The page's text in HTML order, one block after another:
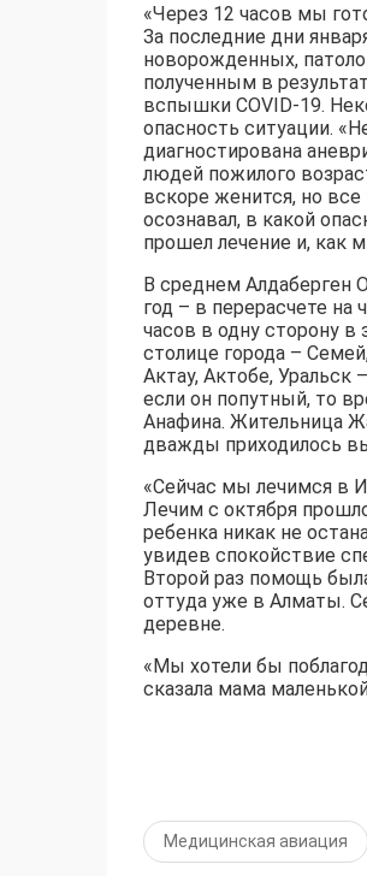
«Через 12 часов мы
За последние дни
новорожденных,
полученным в
вспышки COVID-19.
опасность ситуации.
диагностирована
людей пожилого
вскоре женится, но
осознавал, в какой
прошел лечение и, как
В среднем Алдаберген
год – в перерасчете
часов в одну сторону в
столице города –
Актау, Актобе, Уральск
если он попутный, то
Анафина. Жительница
дважды приходилось
«Сейчас мы лечимся в
Лечим с октября
ребенка никак не
увидев спокойствие
Второй раз помощь
оттуда уже в Алматы.
деревне.
«Мы хотели бы
сказала мама
Медицинская авиация